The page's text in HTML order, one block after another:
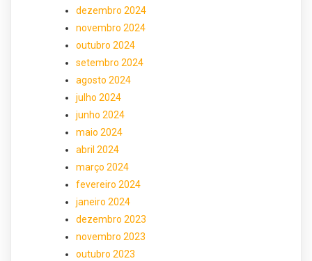
dezembro 2024
novembro 2024
outubro 2024
setembro 2024
agosto 2024
julho 2024
junho 2024
maio 2024
abril 2024
março 2024
fevereiro 2024
janeiro 2024
dezembro 2023
novembro 2023
outubro 2023